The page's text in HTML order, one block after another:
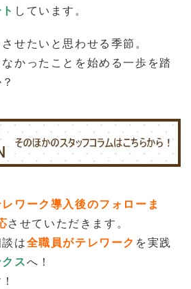
しています。
せたいと思わせる季節。
かったことを始める一歩を踏
ワーク導入後のフォローま
させていただきます。
は全職員がテレワーク を実践
スへ！